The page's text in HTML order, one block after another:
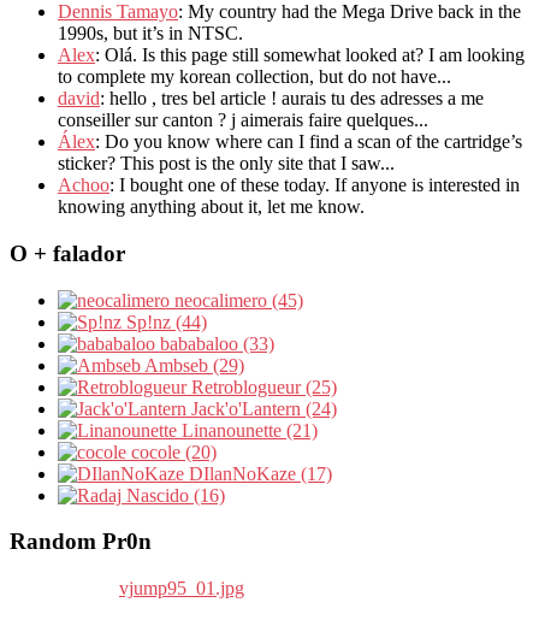
Dennis Tamayo: My country had the Mega Drive back in the
1990s, but it’s in NTSC.
Alex: Olá. Is this page still somewhat looked at? I am looking
to complete my korean collection, but do not have...
david: hello , tres bel article ! aurais tu des adresses a me
conseiller sur canton ? j aimerais faire quelques...
Álex: Do you know where can I find a scan of the cartridge’s
sticker? This post is the only site that I saw...
Achoo: I bought one of these today. If anyone is interested in
knowing anything about it, let me know.
O + falador
neocalimero (45)
Sp!nz (44)
bababaloo (33)
Ambseb (29)
Retroblogueur (25)
Jack'o'Lantern (24)
Linanounette (21)
cocole (20)
DIlanNoKaze (17)
Nascido (16)
Random Pr0n